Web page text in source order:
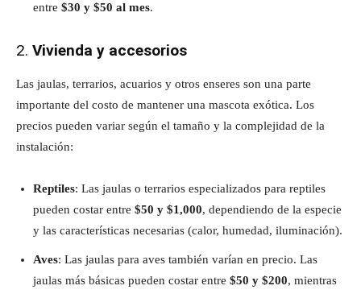
entre $30 y $50 al mes.
2. Vivienda y accesorios
Las jaulas, terrarios, acuarios y otros enseres son una parte
importante del costo de mantener una mascota exótica. Los
precios pueden variar según el tamaño y la complejidad de la
instalación:
Reptiles: Las jaulas o terrarios especializados para reptiles
pueden costar entre $50 y $1,000, dependiendo de la especie
y las características necesarias (calor, humedad, iluminación).
Aves: Las jaulas para aves también varían en precio. Las
jaulas más básicas pueden costar entre $50 y $200, mientras